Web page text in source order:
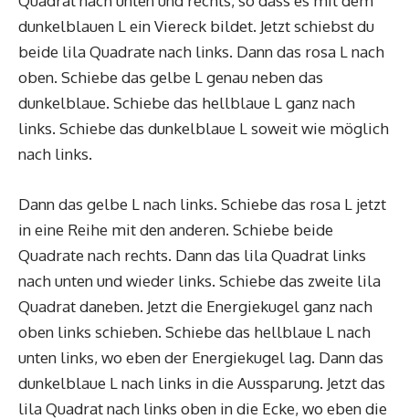
dunkelblauen L ein Viereck bildet. Jetzt schiebst du
beide lila Quadrate nach links. Dann das rosa L nach
oben. Schiebe das gelbe L genau neben das
dunkelblaue. Schiebe das hellblaue L ganz nach
links. Schiebe das dunkelblaue L soweit wie möglich
nach links.
Dann das gelbe L nach links. Schiebe das rosa L jetzt
in eine Reihe mit den anderen. Schiebe beide
Quadrate nach rechts. Dann das lila Quadrat links
nach unten und wieder links. Schiebe das zweite lila
Quadrat daneben. Jetzt die Energiekugel ganz nach
oben links schieben. Schiebe das hellblaue L nach
unten links, wo eben der Energiekugel lag. Dann das
dunkelblaue L nach links in die Aussparung. Jetzt das
lila Quadrat nach links oben in die Ecke, wo eben die